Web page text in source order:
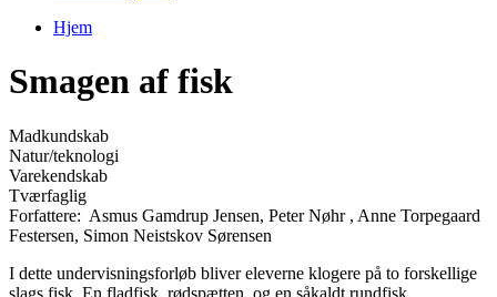
Hjem
Smagen af fisk
Madkundskab
Natur/teknologi
Varekendskab
Tværfaglig
Forfattere: Asmus Gamdrup Jensen, Peter Nøhr , Anne Torpegaard
Festersen, Simon Neistskov Sørensen
I dette undervisningsforløb bliver eleverne klogere på to forskellige
slags fisk. En fladfisk, rødspætten, og en såkaldt rundfisk,